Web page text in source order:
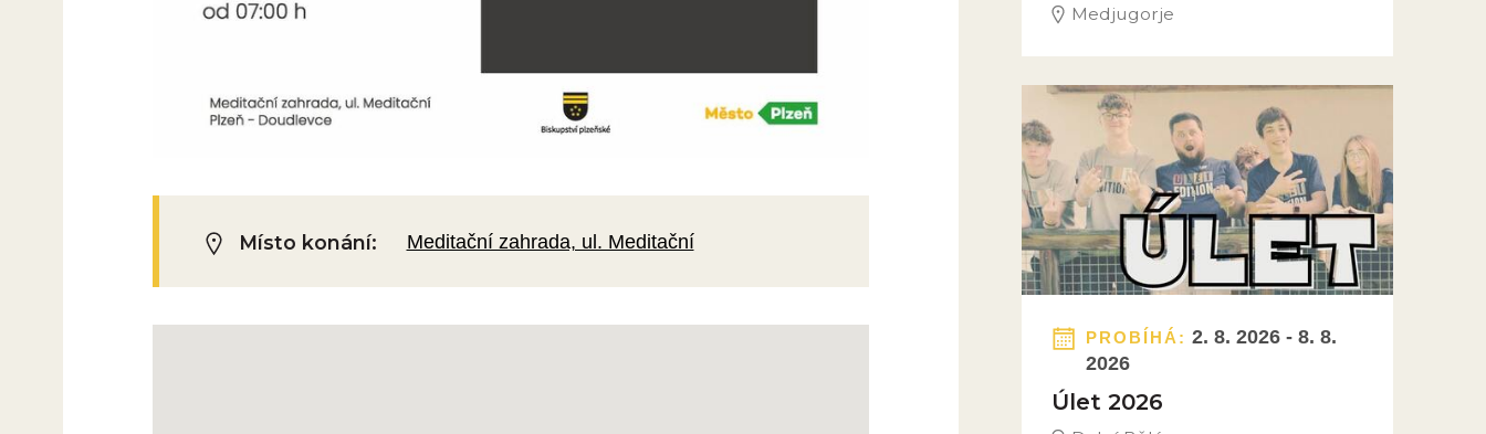
Místo konání: Meditační zahrada, ul. Meditační
Medjugorje
Obrázek novinky
PROBÍHÁ: 2. 8. 2026 - 8. 8.
2026
Úlet 2026